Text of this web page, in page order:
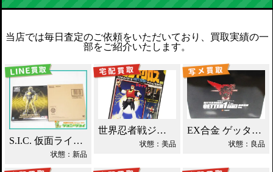
当店では毎日査定のご依頼をいただいており、買取実績の一
部をご紹介いたします。
S.I.C. 仮面ライダーオーズ ラトラーターコンボ買取
状態：新品
世界忍者戦ジライヤ DX磁気 買取！
状態：美品
EX合金 ゲッターロボ ゲッター1 買取！
状態：良品